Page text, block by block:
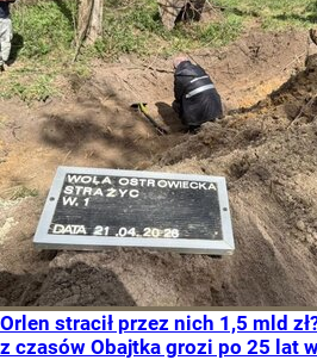
Orlen stracił przez nich 1,5 mld
z czasów Obajtka grozi po 25 lat